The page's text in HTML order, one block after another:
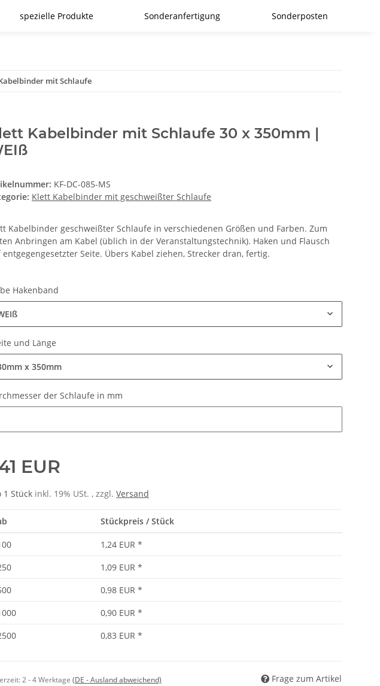
spezielle Produkte Sonderanfertigung Sonderposten
mit Schlaufe
Kabelbinder mit Schlaufe 30 x 350mm |
KF-DC-085-MS
Klett Kabelbinder mit geschweißter Schlaufe
Kabelbinder geschweißter Schlaufe in verschiedenen Größen und Farben. Zum
Anbringen am Kabel (üblich in der Veranstaltungstechnik). Haken und Flausch
entgegengesetzter Seite. Übers Kabel ziehen, Strecker dran, fertig.
Hakenband
und Länge
x 350mm
der Schlaufe in mm
EUR
1 Stück inkl. 19% USt. , zzgl. Versand
Stückpreis / Stück
1,24 EUR *
1,09 EUR *
0,98 EUR *
0,90 EUR *
0,83 EUR *
2 - 4 Werktage (DE - Ausland abweichend) Frage zum Artikel